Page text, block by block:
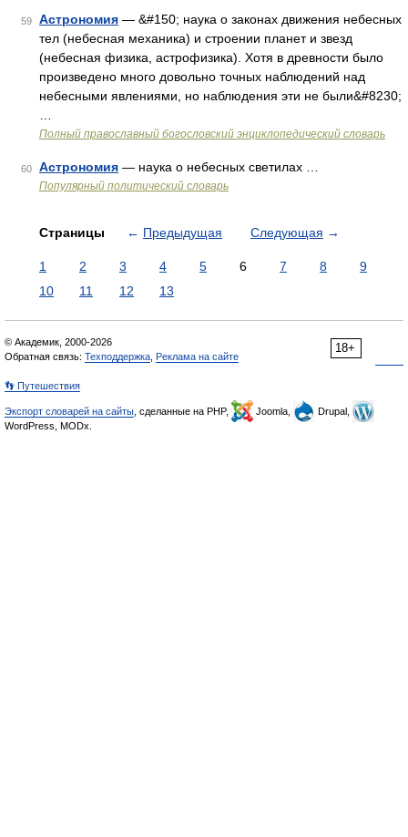
59 Астрономия — &#150; наука о законах движения небесных
тел (небесная механика) и строении планет и звезд
(небесная физика, астрофизика). Хотя в древности было
произведено много довольно точных наблюдений над
небесными явлениями, но наблюдения эти не были&#8230;
Полный православный богословский энциклопедический словарь
60 Астрономия — наука о небесных светилах …
Популярный политический словарь
Страницы ← Предыдущая Следующая →
1 2 3 4 5 6 7 8
9
10
11 12 13
18+
© Академик, 2000-2026
Обратная связь: Техподдержка Реклама на сайте
👣 Путешествия
Экспорт словарей на сайты , сделанные на PHP, Joomla,
Drupal,
WordPress, MODx.